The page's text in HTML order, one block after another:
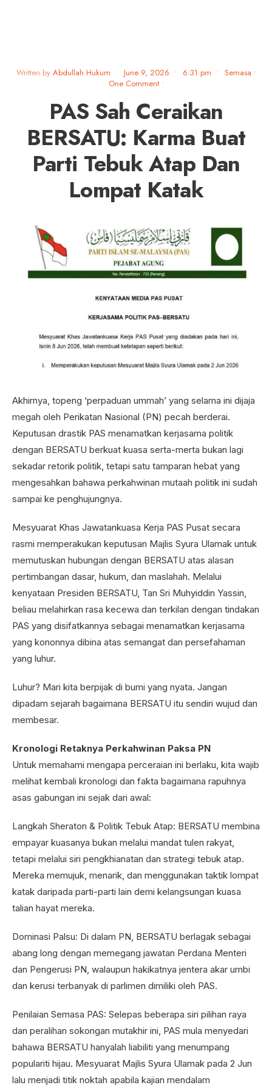
Written by Abdullah Hukum • June 9, 2026 • 6:31 pm • Semasa •
One Comment •
PAS Sah Ceraikan
BERSATU: Karma Buat
Parti Tebuk Atap Dan
Lompat Katak
Akhirnya, topeng ‘perpaduan ummah’ yang selama ini dijaja
megah oleh Perikatan Nasional (PN) pecah berderai.
Keputusan drastik PAS menamatkan kerjasama politik
dengan BERSATU berkuat kuasa serta-merta bukan lagi
sekadar retorik politik, tetapi satu tamparan hebat yang
mengesahkan bahawa perkahwinan mutaah politik ini sudah
sampai ke penghujungnya.
Mesyuarat Khas Jawatankuasa Kerja PAS Pusat secara
rasmi memperakukan keputusan Majlis Syura Ulamak untuk
memutuskan hubungan dengan BERSATU atas alasan
pertimbangan dasar, hukum, dan maslahah. Melalui
kenyataan Presiden BERSATU, Tan Sri Muhyiddin Yassin,
beliau melahirkan rasa kecewa dan terkilan dengan tindakan
PAS yang disifatkannya sebagai menamatkan kerjasama
yang kononnya dibina atas semangat dan persefahaman
yang luhur.
Luhur? Mari kita berpijak di bumi yang nyata. Jangan
dipadam sejarah bagaimana BERSATU itu sendiri wujud dan
membesar.
Kronologi Retaknya Perkahwinan Paksa PN
Untuk memahami mengapa perceraian ini berlaku, kita wajib
melihat kembali kronologi dan fakta bagaimana rapuhnya
asas gabungan ini sejak dari awal:
Langkah Sheraton & Politik Tebuk Atap: BERSATU membina
empayar kuasanya bukan melalui mandat tulen rakyat,
tetapi melalui siri pengkhianatan dan strategi tebuk atap.
Mereka memujuk, menarik, dan menggunakan taktik lompat
katak daripada parti-parti lain demi kelangsungan kuasa
talian hayat mereka.
Dominasi Palsu: Di dalam PN, BERSATU berlagak sebagai
abang long dengan memegang jawatan Perdana Menteri
dan Pengerusi PN, walaupun hakikatnya jentera akar umbi
dan kerusi terbanyak di parlimen dimiliki oleh PAS.
Penilaian Semasa PAS: Selepas beberapa siri pilihan raya
dan peralihan sokongan mutakhir ini, PAS mula menyedari
bahawa BERSATU hanyalah liabiliti yang menumpang
populariti hijau. Mesyuarat Majlis Syura Ulamak pada 2 Jun
lalu menjadi titik noktah apabila kajian mendalam